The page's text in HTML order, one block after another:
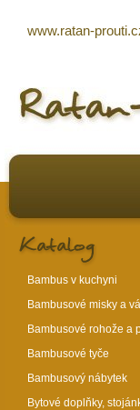
Bambus v kuchyni
Bambusové misky a
Bambusové rohože a
Bambusové tyče
Bambusový nábytek
Bytové doplňky,
www.ratan-